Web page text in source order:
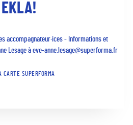
EKLA!
accompagnateur·ices - Informations et
Lesage à eve-anne.lesage@superforma.fr
CARTE SUPERFORMA